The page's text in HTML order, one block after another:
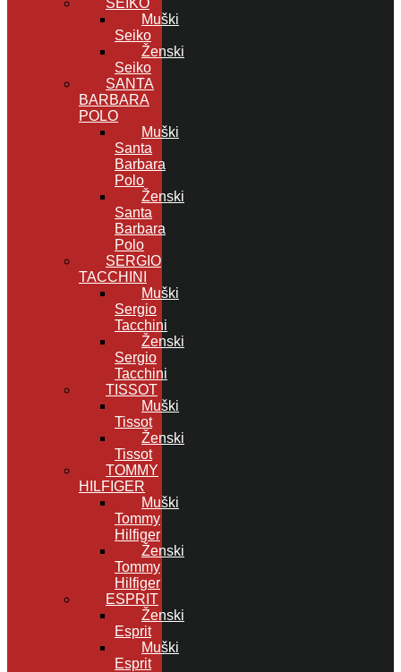
Muški
Seiko
Ženski
Seiko
SANTA
BARBARA
POLO
Muški
Santa
Barbara
Polo
Ženski
Santa
Barbara
Polo
SERGIO
TACCHINI
Muški
Sergio
Tacchini
Ženski
Sergio
Tacchini
TISSOT
Muški
Tissot
Ženski
Tissot
TOMMY
HILFIGER
Muški
Tommy
Hilfiger
Ženski
Tommy
Hilfiger
ESPRIT
Ženski
Esprit
Muški
Esprit